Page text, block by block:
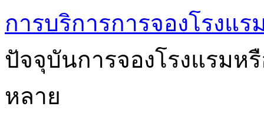
การบริการการจองโรงแ
ปัจจุบันการจองโรงแรมห
หลาย